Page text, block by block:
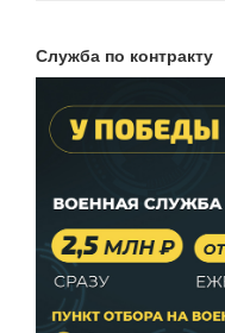
Служба по контракту